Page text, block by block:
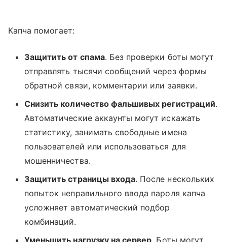
Капча помогает:
Защитить от спама. Без проверки боты могут
отправлять тысячи сообщений через формы
обратной связи, комментарии или заявки.
Снизить количество фальшивых регистраций.
Автоматические аккаунты могут искажать
статистику, занимать свободные имена
пользователей или использоваться для
мошенничества.
Защитить страницы входа. После нескольких
попыток неправильного ввода пароля капча
усложняет автоматический подбор
комбинаций.
Уменьшить нагрузку на сервер . Боты могут